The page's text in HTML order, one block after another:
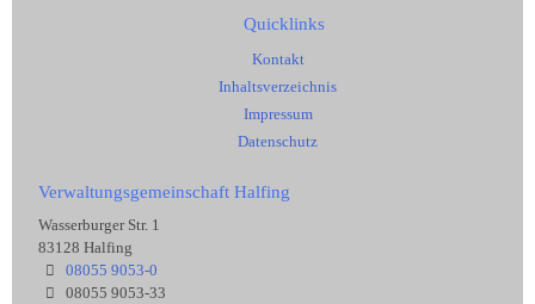
Quicklinks
Kontakt
Inhaltsverzeichnis
Impressum
Datenschutz
Verwaltungsgemeinschaft Halfing
Wasserburger Str. 1
83128 Halfing
08055 9053-0
08055 9053-33